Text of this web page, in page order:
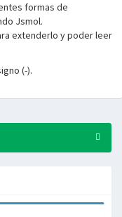
formas de
Jsmol.
extenderlo y poder leer
(-).